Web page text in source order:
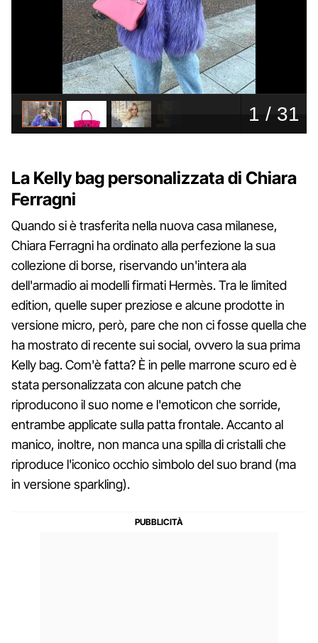
La Kelly bag personalizzata di Chiara
Ferragni
Quando si è trasferita nella nuova casa milanese,
Chiara Ferragni ha ordinato alla perfezione la sua
collezione di borse, riservando un'intera ala
dell'armadio ai modelli firmati Hermès. Tra le limited
edition, quelle super preziose e alcune prodotte in
versione micro, però, pare che non ci fosse quella che
ha mostrato di recente sui social, ovvero la sua prima
Kelly bag. Com'è fatta? È in pelle marrone scuro ed è
stata personalizzata con alcune patch che
riproducono il suo nome e l'emoticon che sorride,
entrambe applicate sulla patta frontale. Accanto al
manico, inoltre, non manca una spilla di cristalli che
riproduce l'iconico occhio simbolo del suo brand (ma
in versione sparkling).